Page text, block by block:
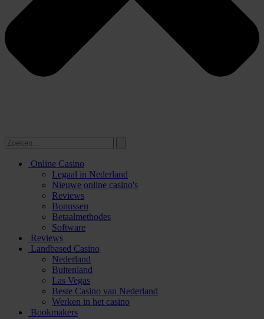
Online Casino
Legaal in Nederland
Nieuwe online casino's
Reviews
Bonussen
Betaalmethodes
Software
Reviews
Landbased Casino
Nederland
Buitenland
Las Vegas
Beste Casino van Nederland
Werken in het casino
Bookmakers